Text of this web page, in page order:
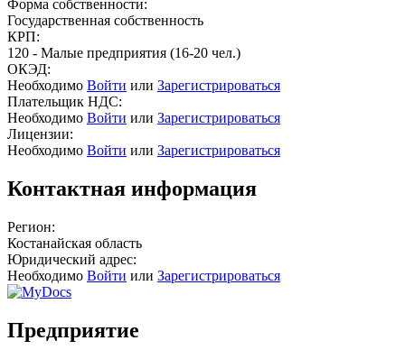
Форма собственности:
Государственная собственность
КРП:
120 - Малые предприятия (16-20 чел.)
ОКЭД:
Необходимо Войти или Зарегистрироваться
Плательщик НДС:
Необходимо Войти или Зарегистрироваться
Лицензии:
Необходимо Войти или Зарегистрироваться
Контактная информация
Регион:
Костанайская область
Юридический адрес:
Необходимо Войти или Зарегистрироваться
Предприятие